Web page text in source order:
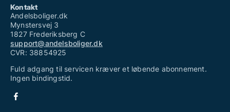
Kontakt
Andelsboliger.dk
Mynstersvej 3
1827 Frederiksberg C
support@andelsboliger.dk
CVR: 38854925
Fuld adgang til servicen kræver et løbende abonnement.
Ingen bindingstid.